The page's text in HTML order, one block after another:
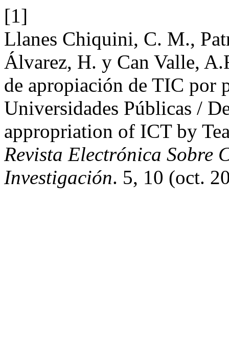
[1]
Llanes Chiquini, C. M.,
Álvarez, H. y Can Valle,
de apropiación de TIC por
Universidades Públicas /
appropriation of ICT by
Revista Electrónica Sobre
Investigación. 5, 10 (oct.